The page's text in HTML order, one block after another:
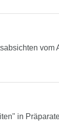
vom
in